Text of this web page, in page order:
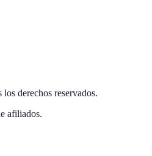
los derechos reservados.
afiliados.